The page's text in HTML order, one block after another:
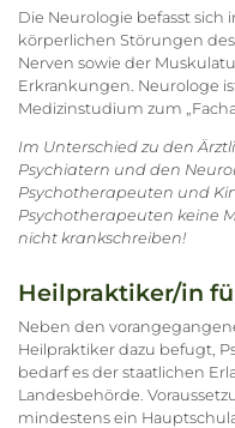
Die Neurologie befasst
körperlichen Störungen
Nerven sowie der
Erkrankungen. Neurologe
Medizinstudium zum
Im Unterschied zu den
Psychiatern und den
Psychotherapeuten und
Psychotherapeuten keine
nicht krankschreiben!
Heilpraktiker/in
Neben den
Heilpraktiker dazu befugt,
bedarf es der staatlichen
Landesbehörde.
mindestens ein